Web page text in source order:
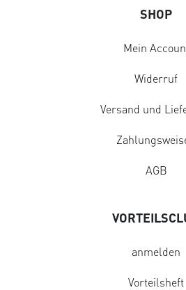
SHOP
Mein
Widerruf
Versand und
AGB
anmelden
Vorteilsheft